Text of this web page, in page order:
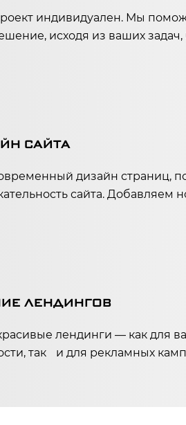
индивидуален. Мы
исходя из ваших
САЙТА
дизайн страниц,
сайта. Добавляем
ЛЕНДИНГОВ
лендинги — как для
так и для рекламных